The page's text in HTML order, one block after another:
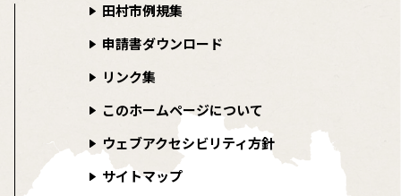
田村市例規集
申請書ダウンロード
リンク集
このホームページについて
ウェブアクセシビリティ方針
サイトマップ